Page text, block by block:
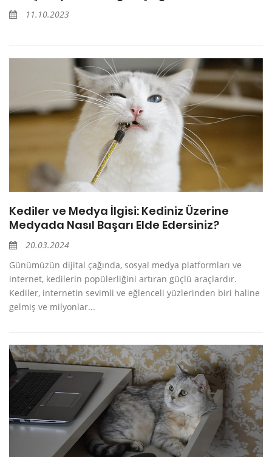
11.10.2023
Kediler ve Medya İlgisi: Kediniz Üzerine
Medyada Nasıl Başarı Elde Edersiniz?
20.03.2024
Günümüzün dijital çağında, sosyal medya platformları ve
internet, kedilerin popülerliğini artıran güçlü araçlardır.
Kediler, internetin sevimli ve eğlenceli yüzlerinden biri haline
gelmiş ve milyonlar...